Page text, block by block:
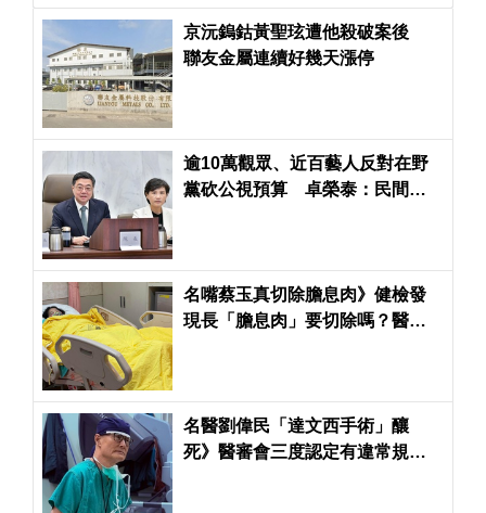
京沅鎢鈷黃聖玹遭他殺破案後
聯友金屬連續好幾天漲停
逾10萬觀眾、近百藝人反對在野
黨砍公視預算 卓榮泰：民間希
名嘴蔡玉真切除膽息肉》健檢發
現長「膽息肉」要切除嗎？醫：4
名醫劉偉民「達文西手術」釀
死》醫審會三度認定有違常規